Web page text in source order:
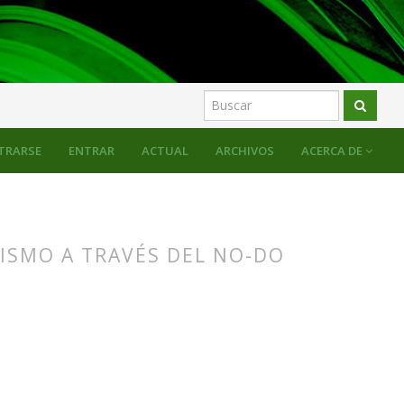
ACTUAL ARCHIVOS ACERCA DE
ENTRAR
DIKTATURA ALDIAN (1937-1977)
A TRAVÉS DEL NO-DO